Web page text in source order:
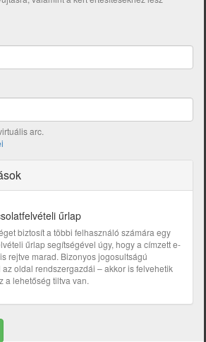
arc.
űrlap
biztosít a többi felhasználó számára egy
űrlap segítségével úgy, hogy a címzett e-
rejtve marad. Bizonyos jogosultságú
oldal rendszergazdái – akkor is felvehetik
a lehetőség tiltva van.